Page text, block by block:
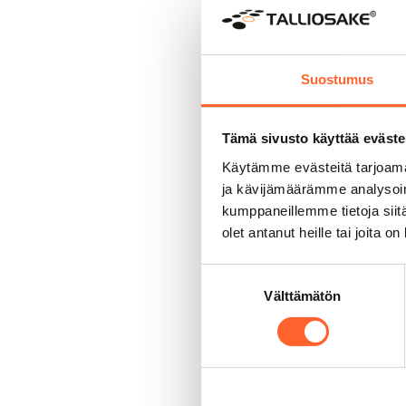
Suostumus
Tämä sivusto käyttää
Käytämme evästeitä
ja kävijämäärämme
kumppaneillemme tietoja
olet antanut heille tai joita
Välttämätön
Österlund pitää
Miksi
Voit valita yrityksesi
työtiloja,
Talliosakkeet ovat
voimavirta,
toimivia. Lisäksi
Monipuolisempiin
varustelu on laajempi.
sijoittaa isompaa
loistavista